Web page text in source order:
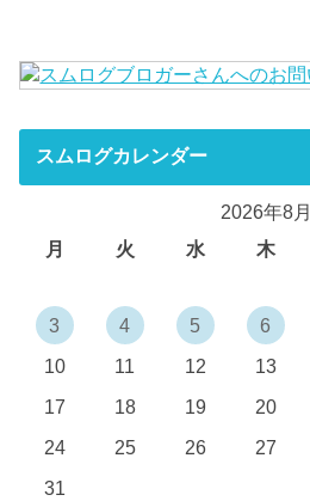
スムログカレンダー
2026年8月
月
火 水 木
3
4 5 6
10
11 12 13
17
18 19 20
24
25 26 27
31